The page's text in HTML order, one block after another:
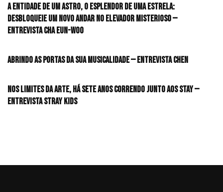
A entidade de um astro, o esplendor de uma estrela:
desbloqueie um novo andar no elevador misterioso —
Entrevista CHA EUN-WOO
Abrindo as portas da sua musicalidade — Entrevista CHEN
Nos limites da arte, há sete anos correndo junto aos STAY —
Entrevista Stray Kids